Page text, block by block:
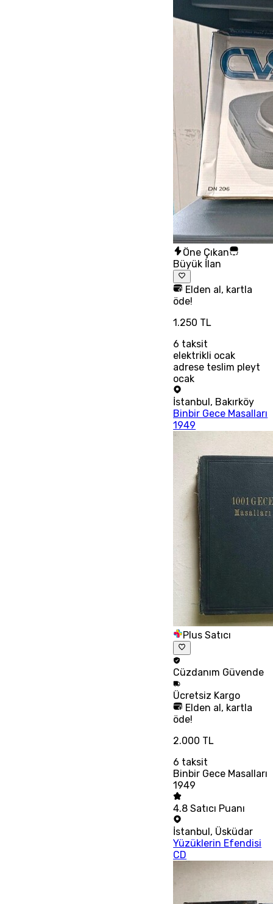
Öne Çıkan
Büyük İlan
Elden al, kartla
öde!
1.250 TL
6 taksit
elektrikli ocak
adrese teslim pleyt
ocak
İstanbul , Bakırköy
Binbir Gece Masalları
1949
Plus Satıcı
Cüzdanım Güvende
Ücretsiz Kargo
Elden al, kartla
öde!
2.000 TL
6 taksit
Binbir Gece Masalları
1949
4.8 Satıcı Puanı
İstanbul, Üsküdar
Yüzüklerin Efendisi
CD